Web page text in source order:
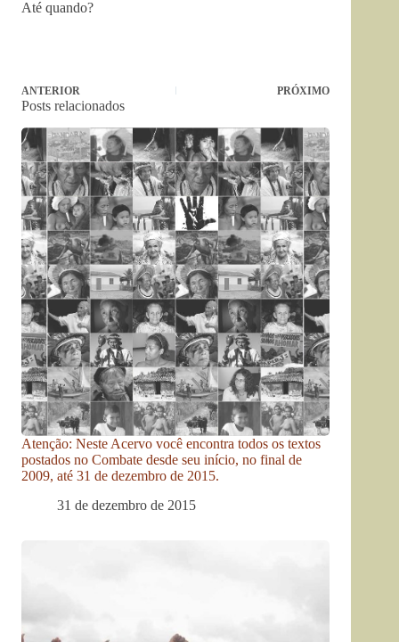
Até quando?
ANTERIOR PRÓXIMO
Posts relacionados
Atenção: Neste Acervo você encontra todos os textos
postados no Combate desde seu início, no final de
2009, até 31 de dezembro de 2015.
31 de dezembro de 2015